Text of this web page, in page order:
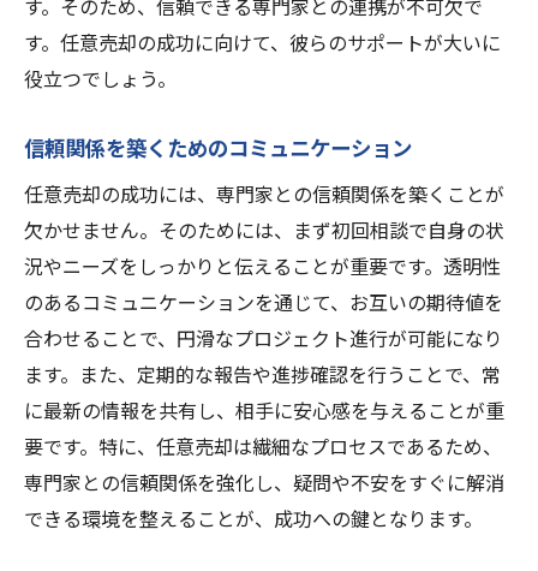
す。そのため、信頼できる専門家との連携が不可欠で
す。任意売却の成功に向けて、彼らのサポートが大いに
役立つでしょう。
信頼関係を築くためのコミュニケーション
任意売却の成功には、専門家との信頼関係を築くことが
欠かせません。そのためには、まず初回相談で自身の状
況やニーズをしっかりと伝えることが重要です。透明性
のあるコミュニケーションを通じて、お互いの期待値を
合わせることで、円滑なプロジェクト進行が可能になり
ます。また、定期的な報告や進捗確認を行うことで、常
に最新の情報を共有し、相手に安心感を与えることが重
要です。特に、任意売却は繊細なプロセスであるため、
専門家との信頼関係を強化し、疑問や不安をすぐに解消
できる環境を整えることが、成功への鍵となります。